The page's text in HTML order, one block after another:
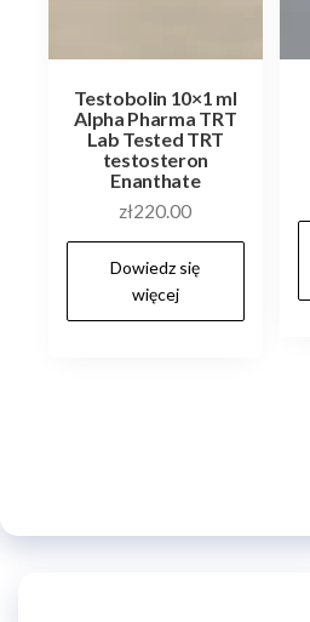
Testobolin 10×1 ml
Alpha Pharma TRT
Lab Tested TRT
testosteron
Enanthate
zł220.00
Dowiedz się
więcej